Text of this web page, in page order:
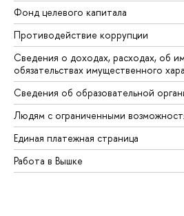
Фонд целевого капитала
Противодействие коррупции
Сведения о доходах, расходах, об
обязательствах имущественного
Сведения об образовательной
Людям с ограниченными
Единая платежная страница
Работа в Вышке